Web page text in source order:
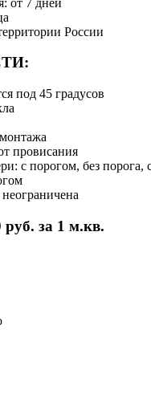
России
под 45 градусов
провисания
с порогом, без порога,
за 1 м.кв.